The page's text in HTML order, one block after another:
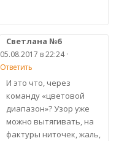
Светлана №6
05.08.2017 в 22:24 ·
Ответить
И это что, через
команду «цветовой
диапазон»? Узор уже
можно вытягивать, на
фактуры ниточек, жаль,